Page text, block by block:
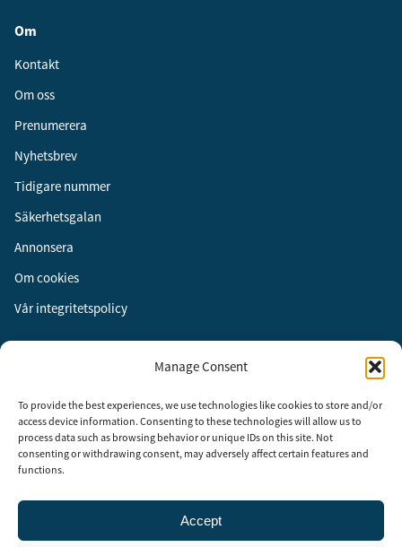
Manage Consent
To provide the best experiences, we use technologies like cookies to store and/or
access device information. Consenting to these technologies will allow us to
process data such as browsing behavior or unique IDs on this site. Not
consenting or withdrawing consent, may adversely affect certain features and
functions.
Accept
Om
Kontakt
Om oss
Prenumerera
Nyhetsbrev
Tidigare nummer
Säkerhetsgalan
Annonsera
Om cookies
Vår integritetspolicy
Instagram
LinkedIn